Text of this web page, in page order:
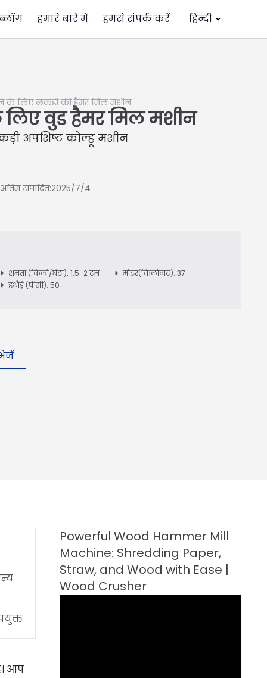
हमारे बारे में हमसे संपर्क करें हिन्दी
लिए लकड़ी की हैमर मिल मशीन
वुड हैमर मिल मशीन
अपशिष्ट कोल्हू मशीन
अंतिम संपादित:2025/7/4
क्षमता (किलो/घंटा): 1.5-2 टन
मोटर(किलोवाट): 37
हथौड़े (पीसी): 50
आप